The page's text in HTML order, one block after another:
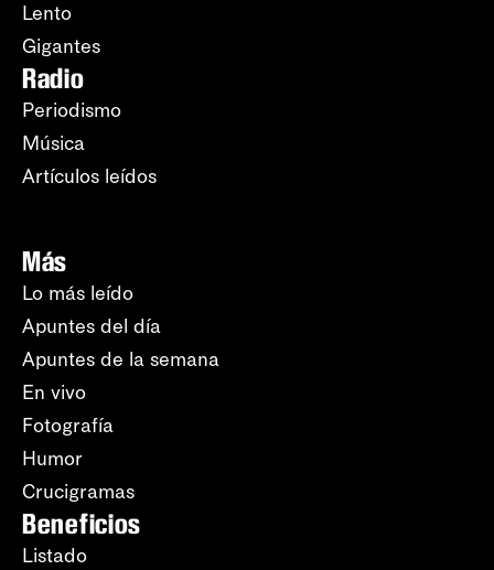
Lento
Gigantes
Radio
Periodismo
Música
Artículos leídos
Más
Lo más leído
Apuntes del día
Apuntes de la semana
En vivo
Fotografía
Humor
Crucigramas
Beneficios
Listado